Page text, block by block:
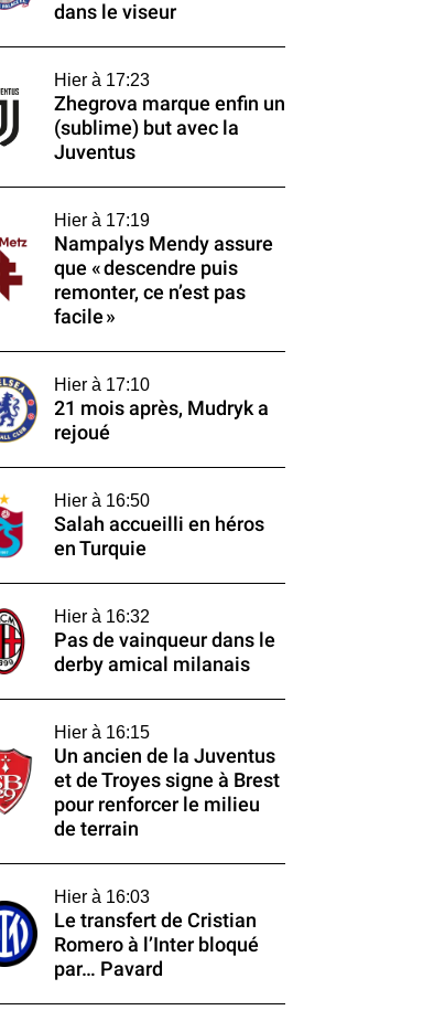
dans le viseur
Hier à 17:23
Zhegrova marque enfin un
(sublime) but avec la
Juventus
Hier à 17:19
Nampalys Mendy assure
que « descendre puis
remonter, ce n’est pas
facile »
Hier à 17:10
21 mois après, Mudryk a
rejoué
Hier à 16:50
Salah accueilli en héros
en Turquie
Hier à 16:32
Pas de vainqueur dans le
derby amical milanais
Hier à 16:15
Un ancien de la Juventus
et de Troyes signe à Brest
pour renforcer le milieu
de terrain
Hier à 16:03
Le transfert de Cristian
Romero à l’Inter bloqué
par… Pavard